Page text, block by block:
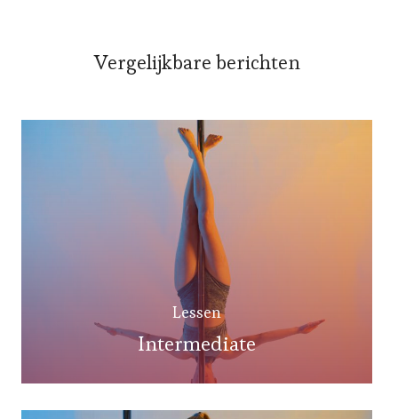
Vergelijkbare berichten
Lessen
Intermediate